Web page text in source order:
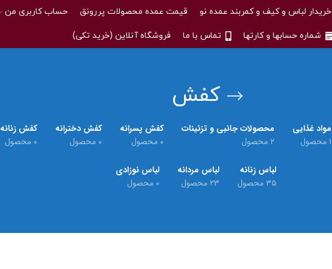
خریدار لباس و کیف و کمربند عمده نو قیمت عمده محصولات پررونق حساب کاربری من
شماره حسابها و کارتها تماس با ما فروشگاه آنلاین (خرید تکی)
کفش
مواد غذایی
۱ محصول
محصولات جانبی و تزئینات
۲ محصول
کفش پسرانه
۰ محصول
کفش دخترانه
۰ محصول
کفش زنانه
۰ محصول
لباس زنانه
۳۵ محصول
لباس مردانه
۲۳ محصول
لباس نوزادی
۰ محصول